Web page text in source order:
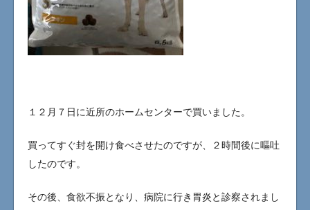
１２月７日に近所のホームセンターで買いました。
買ってすぐ封を開け食べさせたのですが、２時間後に嘔吐
したのです。
その後、食欲不振となり、病院に行き胃炎と診察されまし